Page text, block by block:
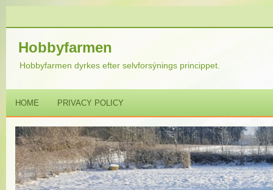
Hobbyfarmen
Hobbyfarmen dyrkes efter selvforsýnings princippet.
HOME PRIVACY POLICY